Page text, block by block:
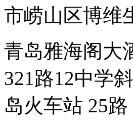
市崂山区博维
青岛雅海阁大
321路12中学
岛火车站 25路